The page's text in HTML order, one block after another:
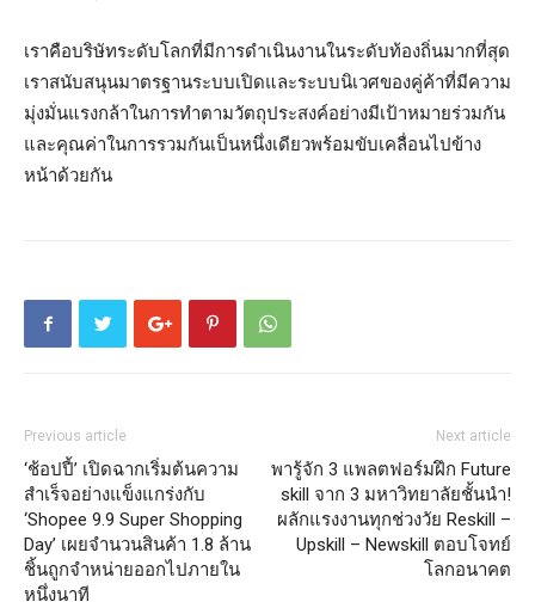
เราคือบริษัทระดับโลกที่มีการดำเนินงานในระดับท้องถิ่นมากที่สุด
เราสนับสนุนมาตรฐานระบบเปิดและระบบนิเวศของคู่ค้าที่มีความ
มุ่งมั่นแรงกล้าในการทำตามวัตถุประสงค์อย่างมีเป้าหมายร่วมกัน
และคุณค่าในการรวมกันเป็นหนึ่งเดียวพร้อมขับเคลื่อนไปข้าง
หน้าด้วยกัน
Previous article
‘ช้อปปี้’ เปิดฉากเริ่มต้นความ
สำเร็จอย่างแข็งแกร่งกับ
‘Shopee 9.9 Super Shopping
Day’ เผยจำนวนสินค้า 1.8 ล้าน
ชิ้นถูกจำหน่ายออกไปภายใน
หนึ่งนาที
Next article
พารู้จัก 3 แพลตฟอร์มฝึก Future
skill จาก 3 มหาวิทยาลัยชั้นนำ!
ผลักแรงงานทุกช่วงวัย Reskill –
Upskill – Newskill ตอบโจทย์
โลกอนาคต